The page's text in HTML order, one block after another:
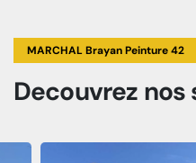
MARCHAL Brayan Peinture 42
Decouvrez nos